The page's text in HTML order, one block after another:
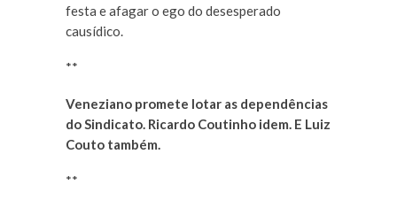
festa e afagar o ego do desesperado
causídico.
**
Veneziano promete lotar as dependências
do Sindicato. Ricardo Coutinho idem. E Luiz
Couto também.
**